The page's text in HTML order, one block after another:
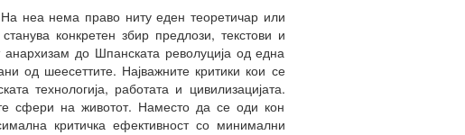
На неа нема право ниту еден теоретичар или
конкретен збир предлози, текстови и
до Шпанската револуција од една
од шеесеттите. Најважните критики кои се
технологија, работата и цивилизацијата.
сфери на животот. Наместо да се оди кон
критичка ефективност со минимални